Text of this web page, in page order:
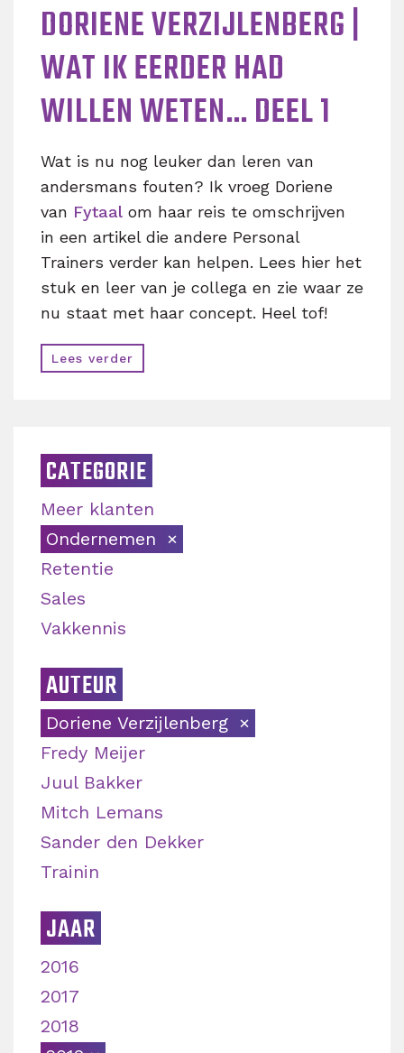
DORIENE VERZIJLENBERG |
WAT IK EERDER HAD
WILLEN WETEN… DEEL 1
Wat is nu nog leuker dan leren van
andersmans fouten? Ik vroeg Doriene
van Fytaal om haar reis te omschrijven
in een artikel die andere Personal
Trainers verder kan helpen. Lees hier het
stuk en leer van je collega en zie waar ze
nu staat met haar concept. Heel tof!
Lees verder
CATEGORIE
Meer klanten
Ondernemen
Retentie
Sales
Vakkennis
AUTEUR
Doriene Verzijlenberg
Fredy Meijer
Juul Bakker
Mitch Lemans
Sander den Dekker
Trainin
JAAR
2016
2017
2018